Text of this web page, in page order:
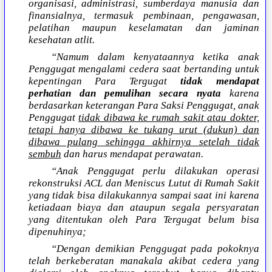
organisasi, administrasi, sumberdaya manusia dan
finansialnya, termasuk pembinaan, pengawasan,
pelatihan maupun keselamatan dan jaminan
kesehatan atlit.
“Namum dalam kenyataannya ketika anak
Penggugat mengalami cedera saat bertanding untuk
kepentingan Para Tergugattidak mendapat
perhatian dan pemulihan secara nyata karena
berdasarkan keterangan Para Saksi Penggugat, anak
Penggugattidak dibawa ke rumah sakit atau dokter,
tetapi hanya dibawa ke tukang urut (dukun) dan
dibawa pulang sehingga akhirnya setelah tidak
sembuh dan harus mendapat perawatan.
“Anak Penggugat perlu dilakukan operasi
rekonstruksi ACL dan Meniscus Lutut di Rumah Sakit
yang tidak bisa dilakukannya sampai saat ini karena
ketiadaan biaya dan ataupun segala persyaratan
yang ditentukan oleh Para Tergugat belum bisa
dipenuhinya;
“Dengan demikian Penggugat pada pokoknya
telah berkeberatan manakala akibat cedera yang